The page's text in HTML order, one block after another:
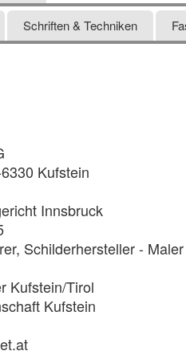
Schriften & Techniken
Kufstein
Innsbruck
Schilderhersteller -
Kufstein/Tirol
Kufstein